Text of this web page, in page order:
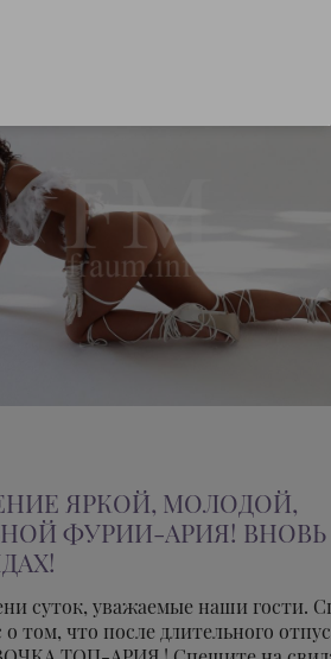
ЯРКОЙ, МОЛОДОЙ,
ФУРИИ-АРИЯ! ВНОВЬ
суток, уважаемые наши гости.
о том, что после длительного